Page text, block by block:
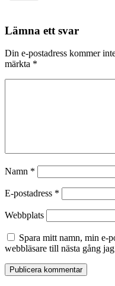
Lämna ett svar
Din e-postadress kommer
märkta *
Namn *
E-postadress *
Webbplats
Spara mitt namn, min e-
webbläsare till nästa gång